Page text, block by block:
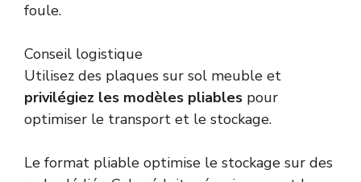
foule.
Conseil logistique
Utilisez des plaques sur sol meuble et
privilégiez les modèles pliables pour
optimiser le transport et le stockage.
Le format pliable optimise le stockage sur des